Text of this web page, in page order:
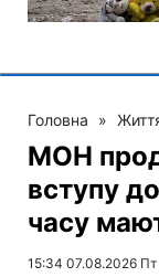
Головна »
МОН
вступу
часу
15:34 07.08.2026 Пт